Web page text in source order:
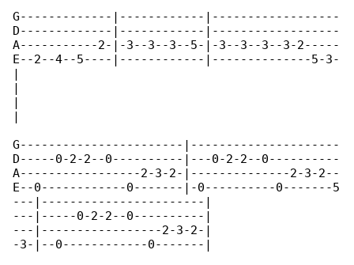
G-------------|------------|------------------
D-------------|------------|------------------
A-----------2-|-3--3--3--5-|-3--3--3--3-2-----
E--2--4--5----|------------|--------------5-3-
|
|
|
|
G-----------------------|---------------------
D-----0-2-2--0----------|---0-2-2--0----------
A-----------------2-3-2-|--------------2-3-2--
E--0------------0-------|-0----------0-------5
---|-----------------------|
---|-----0-2-2--0----------|
---|-----------------2-3-2-|
-3-|--0------------0-------|